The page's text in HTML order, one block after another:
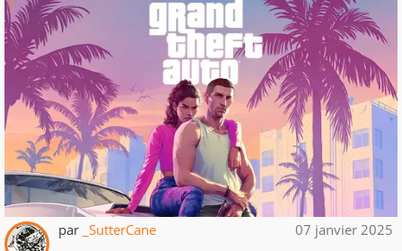
par _SutterCane 07 janvier 2025